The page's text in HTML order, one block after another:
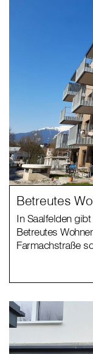
Betreutes
In Saalfelden
Betreutes
Farmachstraße